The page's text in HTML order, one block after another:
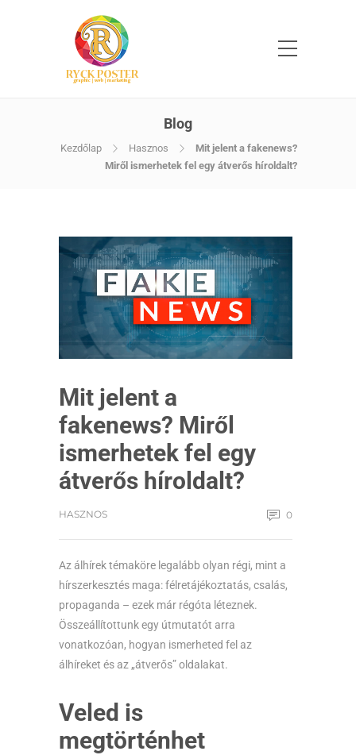
Blog
Kezdőlap Hasznos
Mit jelent a fakenews?
Miről ismerhetek fel egy átverős híroldalt?
Mit jelent a
fakenews? Miről
ismerhetek fel egy
átverős híroldalt?
HASZNOS 0
Az álhírek témaköre legalább olyan régi, mint a
hírszerkesztés maga: félretájékoztatás, csalás,
propaganda – ezek már régóta léteznek.
Összeállítottunk egy útmutatót arra
vonatkozóan, hogyan ismerheted fel az
álhíreket és az „átverős” oldalakat.
Veled is
megtörténhet